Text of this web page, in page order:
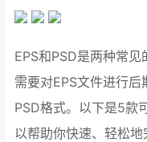
EPS和PSD是两种常
需要对EPS文件进行
PSD格式。以下是5款
以帮助你快速、轻松地